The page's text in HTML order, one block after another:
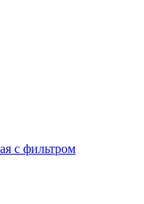
с фильтром